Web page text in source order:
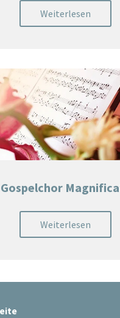
Weiterlesen
Gospelchor
Weiterlesen